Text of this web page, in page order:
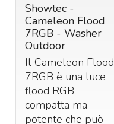
Showtec -
Cameleon Flood
7RGB - Washer
Outdoor
Il Cameleon Flood
7RGB è una luce
flood RGB
compatta ma
potente che può